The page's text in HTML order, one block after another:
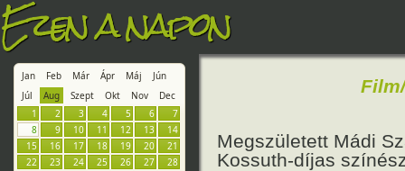
Ezen a napon
Jan Feb Már Ápr Máj
Jún
Júl
Aug Szept Okt Nov
Dec
1
2 3 4 5 6
7
8
9 10 11 12 13
14
15
16 17 18 19 20
21
22
23 24 25 26 27
28
Megszületett Mádi
Kossuth-díjas